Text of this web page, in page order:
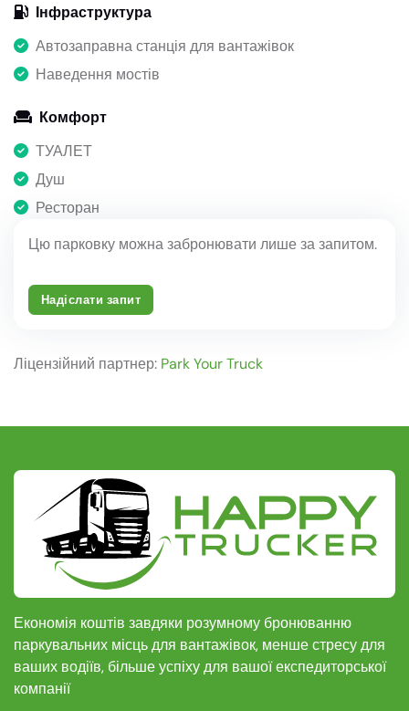
Інфраструктура
Автозаправна станція для вантажівок
Наведення мостів
Комфорт
ТУАЛЕТ
Душ
Ресторан
Цю парковку можна забронювати лише за запитом.
Надіслати запит
Ліцензійний партнер: Park Your Truck
Економія коштів завдяки розумному бронюванню
паркувальних місць для вантажівок, менше стресу для
ваших водіїв, більше успіху для вашої експедиторської
компанії